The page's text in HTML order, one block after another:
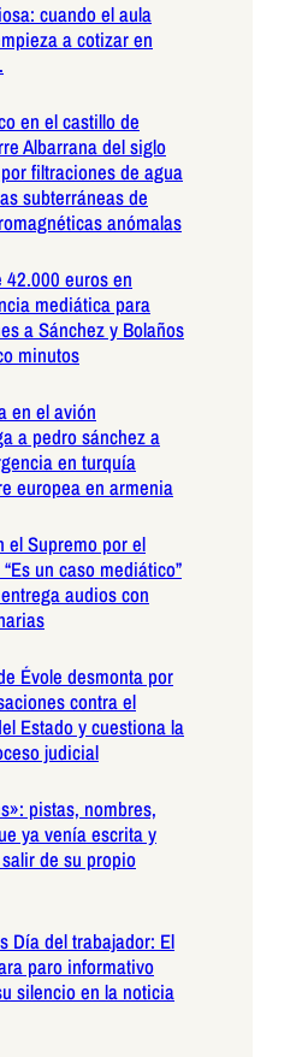
cuando el aula
a cotizar en
en el castillo de
Albarrana del siglo
filtraciones de agua
subterráneas de
anómalas
euros en
mediática para
a Sánchez y Bolaños
minutos
en el avión
a pedro sánchez a
en turquía
europea en armenia
el Supremo por el
un caso mediático”
audios con
Évole desmonta por
contra el
Estado y cuestiona la
judicial
pistas, nombres,
ya venía escrita y
de su propio
Día del trabajador: El
paro informativo
silencio en la noticia